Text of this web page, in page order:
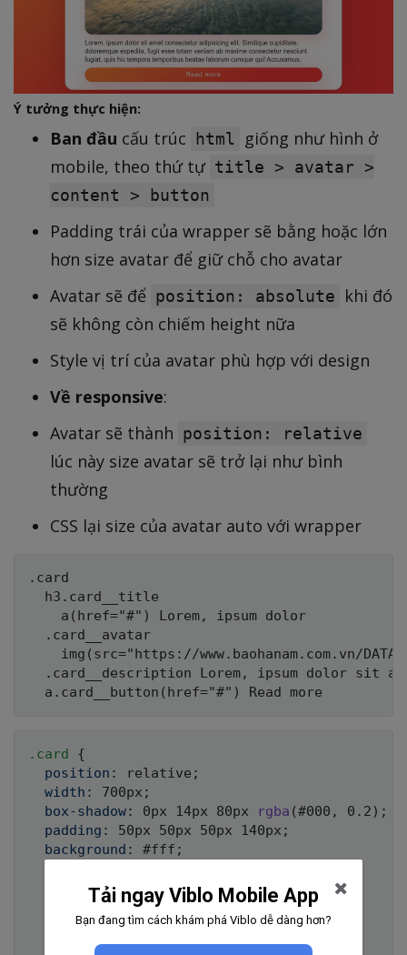
Ý tưởng thực hiện:
Ban đầu cấu trúc html
giống như hình ở
mobile, theo thứ tự title > avatar >
content > button
Padding trái của wrapper sẽ bằng hoặc lớn
hơn size avatar để giữ chỗ cho avatar
Avatar sẽ để position: absolute
khi đó
sẽ không còn chiếm height nữa
Style vị trí của avatar phù hợp với design
Về responsive:
Avatar sẽ thành position: relative
lúc này size avatar sẽ trở lại như bình
thường
CSS lại size của avatar auto với wrapper
.card
  h3.card__title
    a(href="#") Lorem, ipsum dolor
  .card__avatar
img(src="https://www.baohanam.com.vn/
.card__description Lorem, ipsum dolor sit
.card {
position : relative ;
width : 700px ;
box-shadow: 0px 14px 80px rgba (#000 , 0.2 ) ;
padding : 50px 50px 50px 140px ;
background : #fff ;
__avatar {
position : absolute;
50%;
Tải ngay Viblo Mobile App
Bạn đang tìm cách khám phá Viblo dễ dàng hơn?